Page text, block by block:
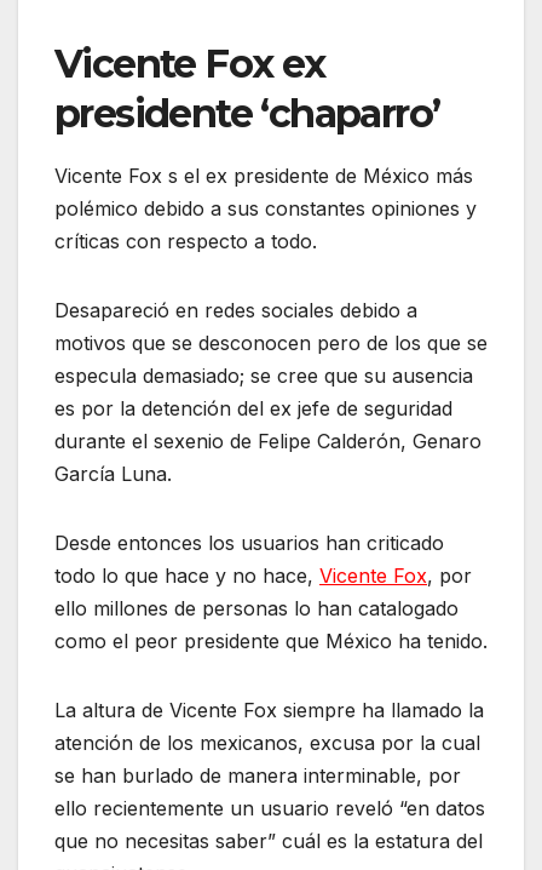
Vicente Fox ex
presidente ‘chaparro’
Vicente Fox s el ex presidente de México más
polémico debido a sus constantes opiniones y
críticas con respecto a todo.
Desapareció en redes sociales debido a
motivos que se desconocen pero de los que se
especula demasiado; se cree que su ausencia
es por la detención del ex jefe de seguridad
durante el sexenio de Felipe Calderón, Genaro
García Luna.
Desde entonces los usuarios han criticado
todo lo que hace y no hace, Vicente Fox, por
ello millones de personas lo han catalogado
como el peor presidente que México ha tenido.
La altura de Vicente Fox siempre ha llamado la
atención de los mexicanos, excusa por la cual
se han burlado de manera interminable, por
ello recientemente un usuario reveló “en datos
que no necesitas saber” cuál es la estatura del